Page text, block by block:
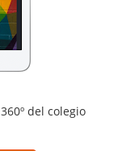
del colegio